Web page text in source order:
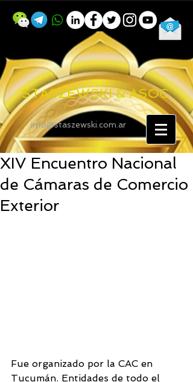
STASZEWSKI & ASOC
info@staszewski.com.ar
XIV Encuentro Nacional
de Cámaras de Comercio
Exterior
Fue organizado por la CAC en
Tucumán. Entidades de todo el